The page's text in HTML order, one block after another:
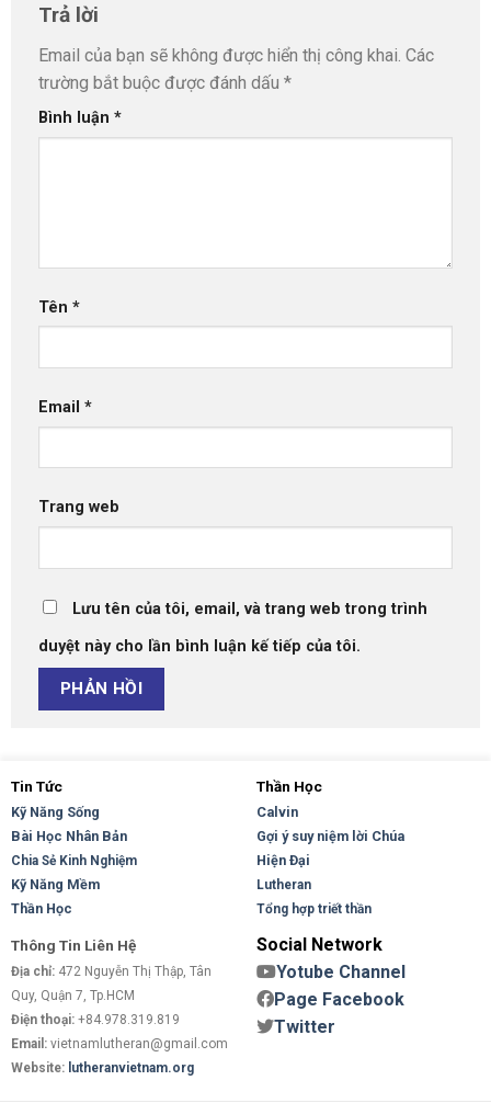
Trả lời
Email của bạn sẽ không được hiển thị công khai. Các
trường bắt buộc được đánh dấu *
Bình luận *
Tên *
Email *
Trang web
Lưu tên của tôi, email, và trang web trong trình
duyệt này cho lần bình luận kế tiếp của tôi.
Tin Tức
Kỹ Năng Sống
Bài Học Nhân Bản
Chia Sẻ Kinh Nghiệm
Kỹ Năng Mềm
Thần Học
Thần Học
Calvin
Gợi ý suy niệm lời Chúa
Hiện Đại
Lutheran
Tổng hợp triết thần
Thông Tin Liên Hệ
Địa chỉ: 472 Nguyễn Thị Thập, Tân
Quy, Quận 7, Tp.HCM
Điện thoại: +84.978.319.819
Email: vietnamlutheran@gmail.com
Website: lutheranvietnam.org
Social Network
Yotube Channel
Page Facebook
Twitter